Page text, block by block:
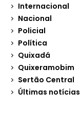
Internacional
Nacional
Policial
Política
Quixadá
Quixeramobim
Sertão Central
Últimas notícias